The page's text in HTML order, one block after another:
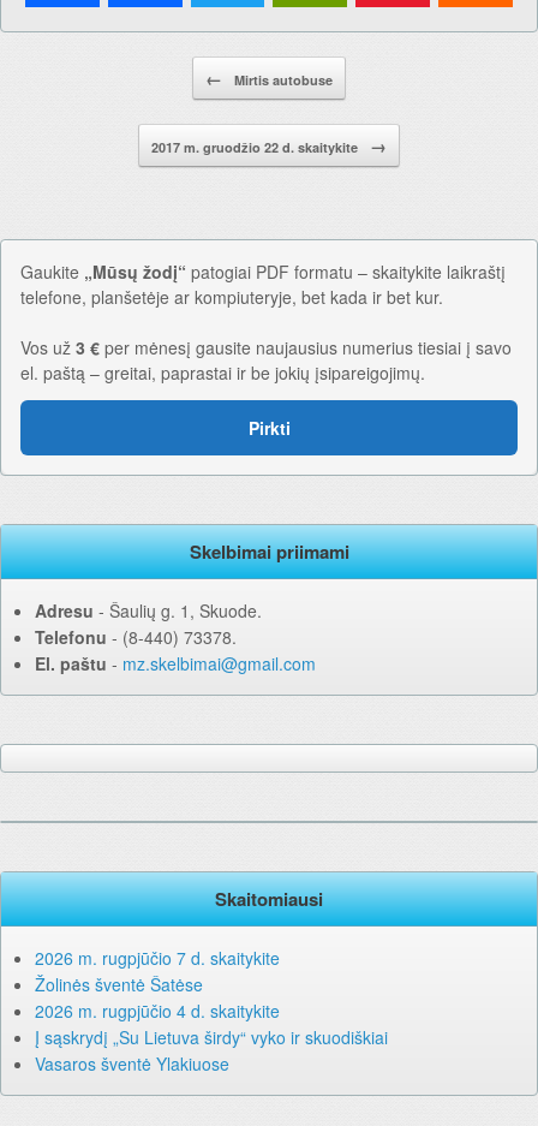
← Mirtis autobuse
2017 m. gruodžio 22 d. skaitykite →
Gaukite „Mūsų žodį“ patogiai PDF formatu – skaitykite laikraštį
telefone, planšetėje ar kompiuteryje, bet kada ir bet kur.
Vos už 3 € per mėnesį gausite naujausius numerius tiesiai į savo
el. paštą – greitai, paprastai ir be jokių įsipareigojimų.
Pirkti
Skelbimai priimami
Adresu ‐ Šaulių g. 1, Skuode.
Telefonu ‐ (8-440) 73378.
El. paštu ‐ mz.skelbimai@gmail.com
Skaitomiausi
2026 m. rugpjūčio 7 d. skaitykite
Žolinės šventė Šatėse
2026 m. rugpjūčio 4 d. skaitykite
Į sąskrydį „Su Lietuva širdy“ vyko ir skuodiškiai
Vasaros šventė Ylakiuose